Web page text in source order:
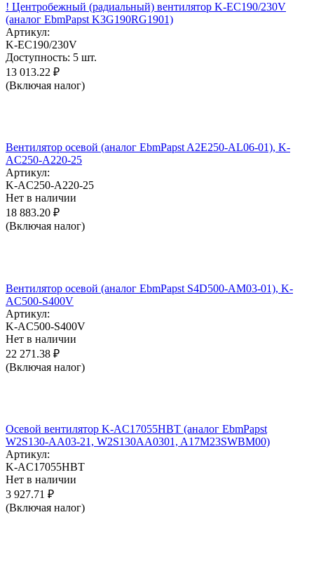
! Центробежный (радиальный) вентилятор K-EC190/230V
(аналог EbmPapst K3G190RG1901)
Артикул:
K-EC190/230V
Доступность: 5 шт.
13 013.22 ₽
(Включая налог)
Вентилятор осевой (аналог EbmPapst A2E250-AL06-01), K-
AC250-A220-25
Артикул:
K-AC250-A220-25
Нет в наличии
18 883.20 ₽
(Включая налог)
Вентилятор осевой (аналог EbmPapst S4D500-AM03-01), K-
AC500-S400V
Артикул:
K-AC500-S400V
Нет в наличии
22 271.38 ₽
(Включая налог)
Осевой вентилятор K-AC17055HBT (аналог EbmPapst
W2S130-AA03-21, W2S130AA0301, A17M23SWBM00)
Артикул:
K-AC17055HBT
Нет в наличии
3 927.71 ₽
(Включая налог)